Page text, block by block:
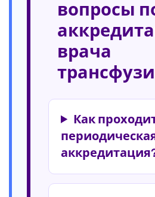
вопросы
врача
Как